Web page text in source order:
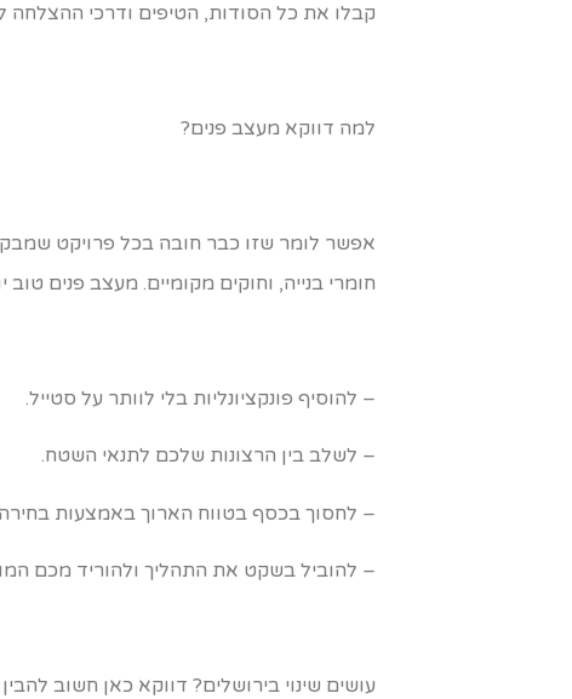
קבלו את כל הסודות, הטיפים ודרכי
למה דווקא מעצב פנים?
אפשר לומר שזו כבר חובה בכל פרויקט
חומרי בנייה, וחוקים מקומיים. מעצב פנים
– להוסיף פונקציונליות בלי לוותר על סטייל.
– לשלב בין הרצונות שלכם לתנאי השטח.
– לחסוך בכסף בטווח הארוך באמצעות
– להוביל בשקט את התהליך ולהוריד מכם
עושים שינוי בירושלים? דווקא כאן חשוב